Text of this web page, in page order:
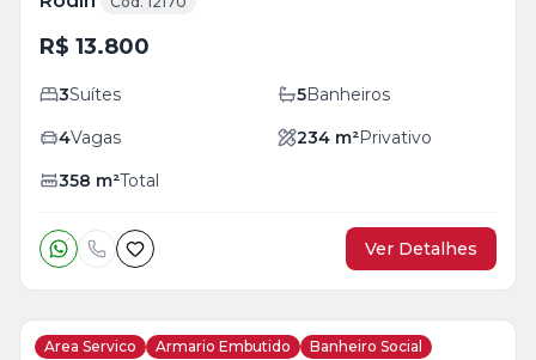
R$ 13.800
3Suítes 5Banheiros
4Vagas 234 m²Privativo
358 m²Total
Ver Detalhes
Area Servico Armario Embutido Banheiro Social